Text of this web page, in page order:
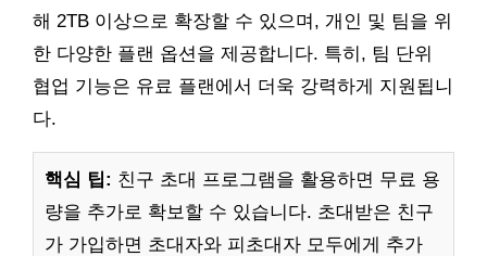
해 2TB 이상으로 확장할 수 있으며, 개인 및 팀을 위
한 다양한 플랜 옵션을 제공합니다. 특히, 팀 단위
협업 기능은 유료 플랜에서 더욱 강력하게 지원됩니
다.
핵심 팁: 친구 초대 프로그램을 활용하면 무료 용
량을 추가로 확보할 수 있습니다. 초대받은 친구
가 가입하면 초대자와 피초대자 모두에게 추가